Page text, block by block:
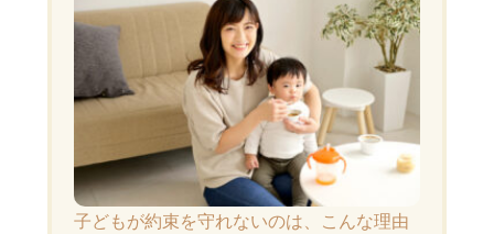
子どもが約束を守れないのは、こんな理由